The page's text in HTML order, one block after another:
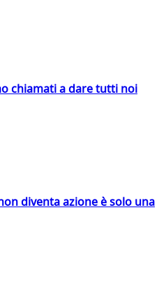
chiamati a dare tutti noi
diventa azione è solo una